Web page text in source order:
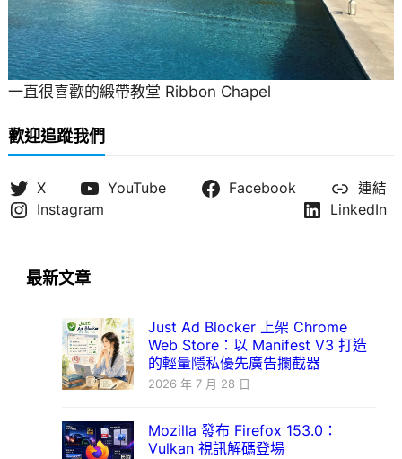
一直很喜歡的緞帶教堂 Ribbon Chapel
歡迎追蹤我們
X YouTube Facebook
連結
Instagram
LinkedIn
最新文章
Just Ad Blocker 上架 Chrome
Web Store：以 Manifest V3 打造
的輕量隱私優先廣告攔截器
2026 年 7 月 28 日
Mozilla 發布 Firefox 153.0：
Vulkan 視訊解碼登場